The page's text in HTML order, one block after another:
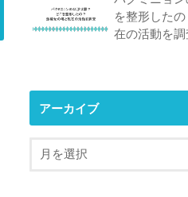
を整形した
在の活動を調
アーカイブ